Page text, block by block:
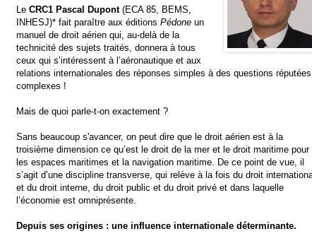
Le CRC1 Pascal Dupont(ECA 85, BEMS,
INHESJ)* fait paraître aux éditions Pédone un
manuel de droit aérien qui, au-delà de la
technicité des sujets traités, donnera à tous
ceux qui s’intéressent à l’aéronautique et aux
relations internationales des réponses simples à des questions réputées
complexes !
Mais de quoi parle-t-on exactement ?
Sans beaucoup s'avancer, on peut dire que le droit aérien est à la
troisième dimension ce qu’est le droit de la mer et le droit maritime pour
les espaces maritimes et la navigation maritime. De ce point de vue, il
s’agit d’une discipline transverse, qui relève à la fois du droit
et du droit interne, du droit public et du droit privé et dans laquelle
l’économie est omniprésente.
Depuis ses origines : une influence internationale déterminante.